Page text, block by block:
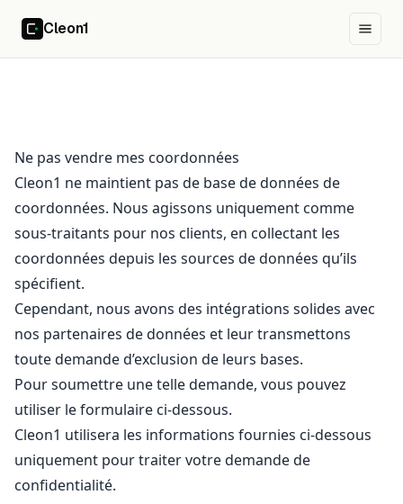
Cleon1Cleon1
Ne pas vendre mes coordonnées
Cleon1 ne maintient pas de base de données de
coordonnées. Nous agissons uniquement comme
sous-traitants pour nos clients, en collectant les
coordonnées depuis les sources de données qu’ils
spécifient.
Cependant, nous avons des intégrations solides avec
nos partenaires de données et leur transmettons
toute demande d’exclusion de leurs bases.
Pour soumettre une telle demande, vous pouvez
utiliser le formulaire ci-dessous.
Cleon1 utilisera les informations fournies ci-dessous
uniquement pour traiter votre demande de
confidentialité.